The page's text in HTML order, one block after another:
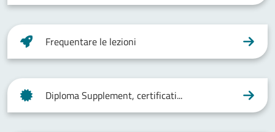
Frequentare le lezioni
Diploma Supplement, certificati...